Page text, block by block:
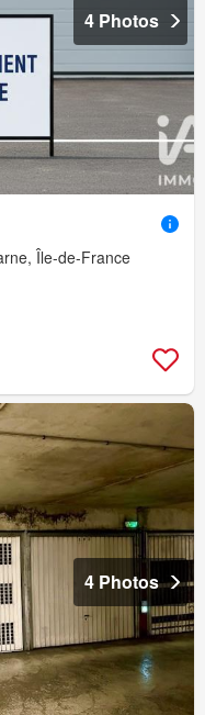
4 Photos
Île-de-France
4 Photos